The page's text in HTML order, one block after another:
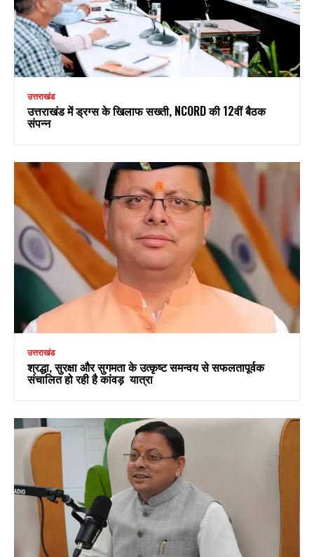
उत्तराखंड
उत्तराखंड में ड्रग्स के खिलाफ सख्ती, NCORD की 12वीं बैठक
संपन्न
उत्तराखंड
श्रद्धा, सुरक्षा और सुगमता के उत्कृष्ट समन्वय से सफलतापूर्वक
संचालित हो रही है कांवड़ यात्रा